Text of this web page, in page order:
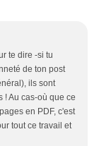
te dire -si tu
de ton post
ils sont
! Au cas-où que ce
en PDF, c'est
tout ce travail et